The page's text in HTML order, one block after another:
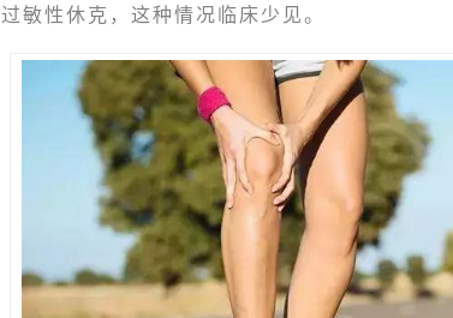
过敏性休克，这种情况临床少见。